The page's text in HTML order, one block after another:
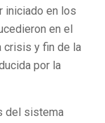
iniciado en los
en el
crisis y fin de la
por la
del sistema